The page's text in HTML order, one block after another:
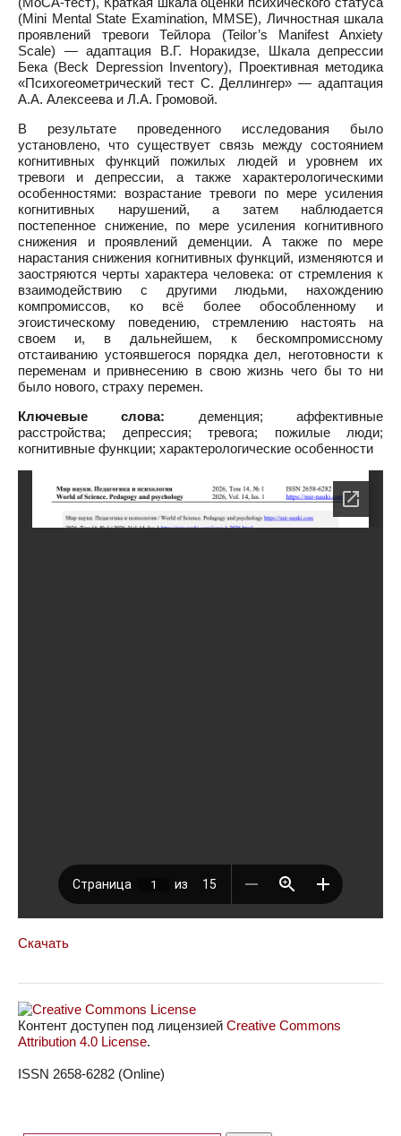
(Mini Mental State Examination, MMSE), Личностная шкала
проявлений тревоги Тейлора (Teilor’s Manifest Anxiety
Scale) — адаптация В.Г. Норакидзе, Шкала депрессии
Бека (Beck Depression Inventory), Проективная методика
«Психогеометрический тест С. Деллингер» — адаптация
А.А. Алексеева и Л.А. Громовой.
В результате проведенного исследования было
установлено, что существует связь между состоянием
когнитивных функций пожилых людей и уровнем их
тревоги и депрессии, а также характерологическими
особенностями: возрастание тревоги по мере усиления
когнитивных нарушений, а затем наблюдается
постепенное снижение, по мере усиления когнитивного
снижения и проявлений деменции. А также по мере
нарастания снижения когнитивных функций, изменяются и
заостряются черты характера человека: от стремления к
взаимодействию с другими людьми, нахождению
компромиссов, ко всё более обособленному и
эгоистическому поведению, стремлению настоять на
своем и, в дальнейшем, к бескомпромиссному
отстаиванию устоявшегося порядка дел, неготовности к
переменам и привнесению в свою жизнь чего бы то ни
было нового, страху перемен.
Ключевые слова: деменция; аффективные
расстройства; депрессия; тревога; пожилые люди;
когнитивные функции; характерологические особенности
Скачать
Контент доступен под лицензией Creative Commons
Attribution 4.0 License.
ISSN 2658-6282 (Online)